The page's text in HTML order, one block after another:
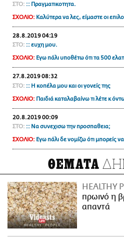
ΣΤΟ: :: Πραγματικοτητα.
ΣΧΟΛΙΟ: Καλύτερα να λες, είμαστε οι
28.8.2019 04:19
ΣΤΟ: :: ευχη μου.
ΣΧΟΛΙΟ: Εγω πάλι υποθέτω ότι τα 500
27.8.2019 08:32
ΣΤΟ: :: Η κοπέλα μου και οι γονείς της
ΣΧΟΛΙΟ: Παιδιά καταλαβαίνω τι λέτε κ
20.8.2019 00:09
ΣΤΟ: :: Να συνεχισω την προσπαθεια;
ΣΧΟΛΙΟ: Εγω πάλι δε νομίζω ότι μπορείς
ΘΕΜΑΤΑ
HEALTHY
πρωινό η
απαντά